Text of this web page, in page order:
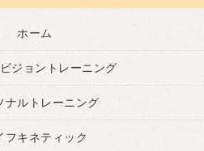
ホーム
ジョントレーニング
ナルトレーニング
フキネティック